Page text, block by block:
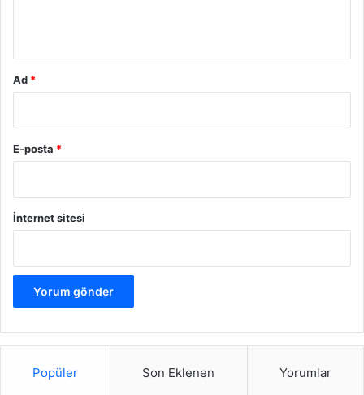
Ad *
E-posta *
İnternet sitesi
Popüler Son Eklenen Yorumlar